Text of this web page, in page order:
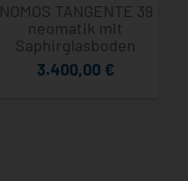
NOMOS TANGENTE 39
neomatik mit
Saphirglasboden
3.400,00 €